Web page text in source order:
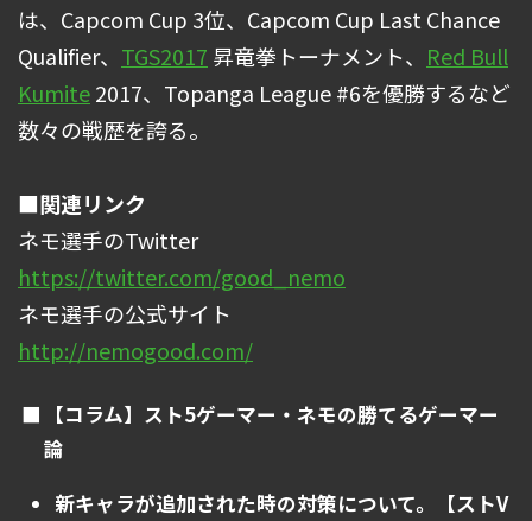
は、Capcom Cup 3位、Capcom Cup Last Chance
Qualifier、 TGS2017 昇竜拳トーナメント、 Red Bull
Kumite2017、Topanga League #6を優勝するなど
数々の戦歴を誇る。
■関連リンク
ネモ選手のTwitter
https://twitter.com/good_nemo
ネモ選手の公式サイト
http://nemogood.com/
【コラム】スト5ゲーマー・ネモの勝てるゲーマー
論
新キャラが追加された時の対策について。【ストV